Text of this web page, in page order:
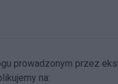
prowadzonym przez
na: